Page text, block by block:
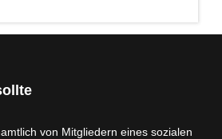
von Mitgliedern eines sozialen